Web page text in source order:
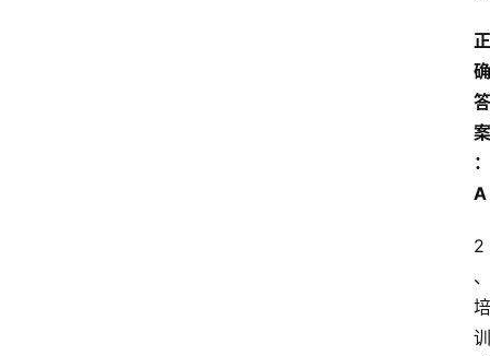
正
确
答
案
：
A
2
、
培
训